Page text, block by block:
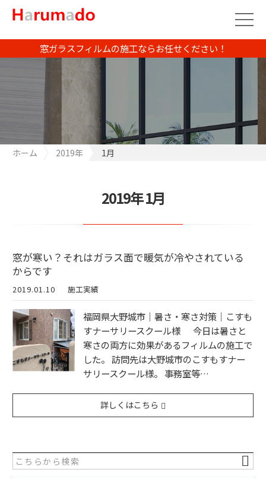
窓ガラスフィルムの施工ならお任せください！
ホーム 2019年 1月
2019年 1月
窓が寒い？それはガラス面で暖気が冷やされている
からです
2019.01.10 施工実績
福岡県大野城市｜暑さ・寒さ対策｜こすも
すナーサリースクール様 今日は暑さと
寒さの両方に効果があるフィルムの施工で
した。 訪問先は大野城市のこすもすナー
サリースクール様。 事務室等…
詳しくはこちら